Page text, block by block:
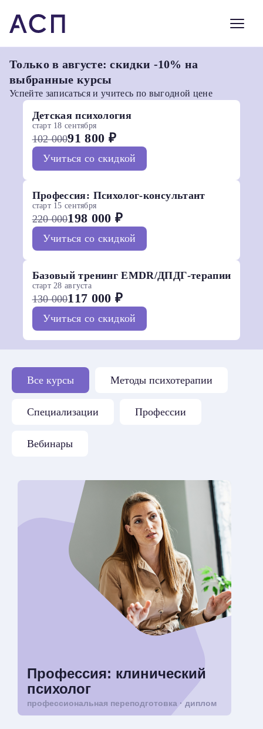
Только в августе: скидки -10% на
выбранные курсы
Успейте записаться и учитесь по выгодной цене
Детская психология
старт 18 сентября
102 00091 800 ₽
Учиться со скидкой
Профессия: Психолог-консультант
старт 15 сентября
220 000198 000 ₽
Учиться со скидкой
Базовый тренинг EMDR/ДПДГ-терапии
старт 28 августа
130 000117 000 ₽
Учиться со скидкой
Все курсы Методы психотерапии
Специализации Профессии
Вебинары
Профессия: клинический
психолог
профессиональная переподготовка · диплом